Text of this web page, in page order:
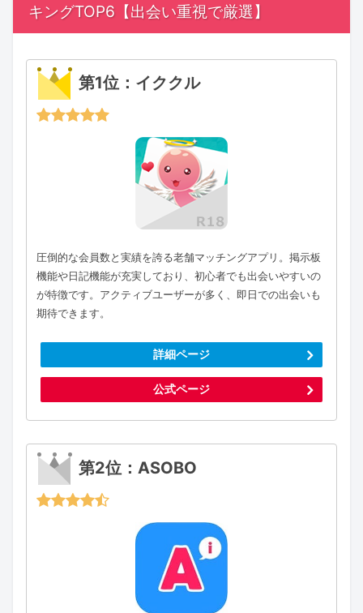
キングTOP6【出会い重視で厳選】
第1位：イククル
圧倒的な会員数と実績を誇る老舗マッチングアプリ。掲示板
機能や日記機能が充実しており、初心者でも出会いやすいの
が特徴です。アクティブユーザーが多く、即日での出会いも
期待できます。
詳細ページ
公式ページ
第2位：ASOBO